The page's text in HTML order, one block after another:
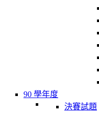
90 學年度
決賽試題